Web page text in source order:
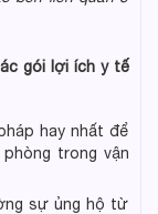
gói lợi ích y tế
hay nhất để
trong vận
sự ủng hộ từ